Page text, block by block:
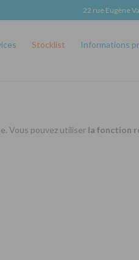
22 rue Eugène
Stocklist Informations
Vous pouvez utiliser la fonction